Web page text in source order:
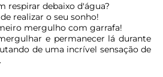
respirar debaixo d'água?
realizar o seu sonho!
mergulho com garrafa!
e permanecer lá durante
de uma incrível sensação de